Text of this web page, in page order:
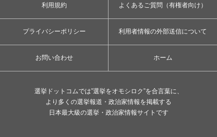
利用規約 よくあるご質問（有権者向け）
プライバシーポリシー 利用者情報の外部送信について
お問い合わせ ホーム
選挙ドットコムでは”選挙をオモシロク”を合言葉に、
より多くの選挙報道・政治家情報を掲載する
日本最大級の選挙・政治家情報サイトです